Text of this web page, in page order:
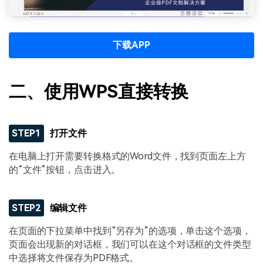
下载APP
二、使用WPS直接转换
STEP1 打开文件
在电脑上打开需要转换格式的Word文件，找到页面左上方
的“文件”按钮，点击进入。
STEP2 编辑文件
在页面的下拉菜单中找到“另存为”的选项，单击这个选项，
页面会出现新的对话框，我们可以在这个对话框的文件类型
中选择将文件保存为PDF格式。